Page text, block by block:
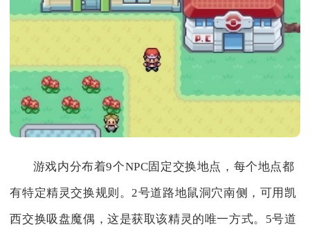
游戏内分布着9个NPC固定交换地点，每个地点都
有特定精灵交换规则。2号道路地鼠洞穴南侧，可用凯
西交换吸盘魔偶，这是获取该精灵的唯一方式。5号道